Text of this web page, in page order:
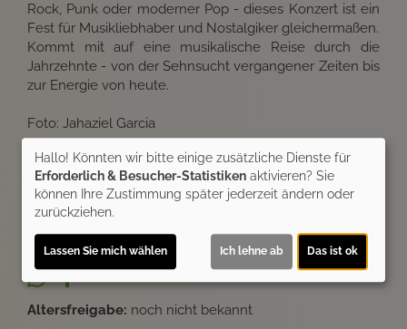
Rock, Punk oder moderner Pop - dieses Konzert ist ein
Fest für Musikliebhaber und Nostalgiker gleichermaßen.
Kommt mit auf eine musikalische Reise durch die
Jahrzehnte - von der Sehnsucht vergangener Zeiten bis
zur Energie von heute.
Foto: Jahaziel Garcia
Ticket-Alarm
Altersfreigabe: noch nicht bekannt
Hallo! Könnten wir bitte einige zusätzliche Dienste für
Erforderlich & Besucher-Statistiken aktivieren? Sie
können Ihre Zustimmung später jederzeit ändern oder
zurückziehen.
Lassen Sie mich wählen Ich lehne ab Das ist ok